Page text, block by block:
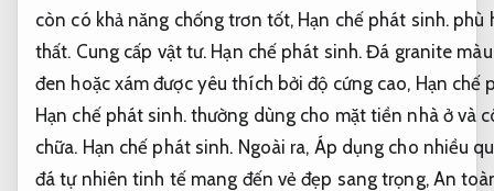
còn có khả năng chống trơn tốt, Hạn chế phát sinh. phù
thất. Cung cấp vật tư. Hạn chế phát sinh. Đá granite
đen hoặc xám được yêu thích bởi độ cứng cao, Hạn chế
Hạn chế phát sinh.thường dùng cho mặt tiền nhà ở và
chữa. Hạn chế phát sinh. Ngoài ra, Áp dụng cho nhiều
đá tự nhiên tinh tế mang đến vẻ đẹp sang trọng, An